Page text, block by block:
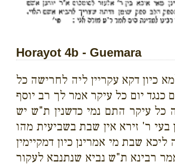
Horayot 4b - Guemara
כיון דקא עקריין ליה לחרישה כל
יום כל עיקר אמר לך רב יוסף
כל עיקר התם נמי כדשנין ת"ש יש
ר' זירא אין שבת בשביעית מהו
שבת מי אמרינן כיון דמקיימין
רבינא ת"ש נביא שנתנבא לעקור